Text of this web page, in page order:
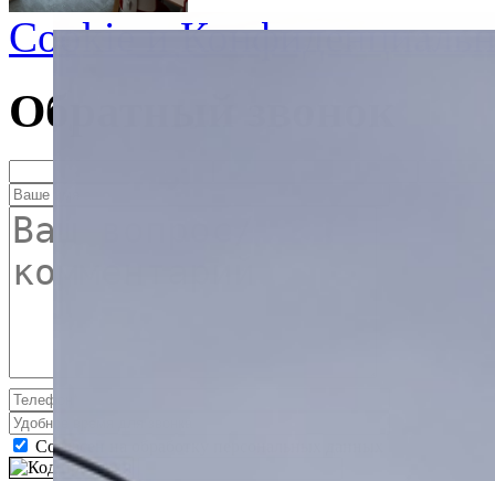
Cookie и
Обратный звонок
Согласен на обработку персональных данных